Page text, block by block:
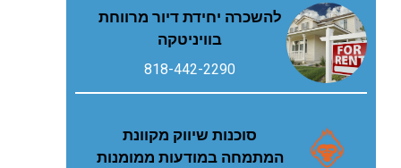
להשכרה יחידת דיור מרווחת
בוויניטקה
818-442-2290
סוכנות שיווק מקוונת
המתמחה במודעות ממומנות